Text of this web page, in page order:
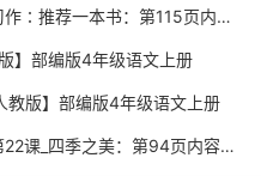
∶推荐一本书：第115页内容;
】部编版4年级语文上册
版】部编版4年级语文上册
季之美：第94页内容;第95页内容;